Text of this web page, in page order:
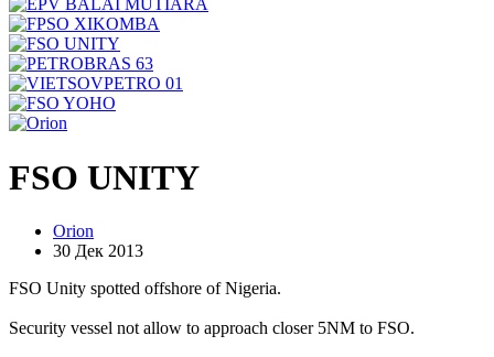
FSO UNITY
Orion
30 Дек 2013
FSO Unity spotted offshore of Nigeria.
Security vessel not allow to approach closer 5NM to FSO.